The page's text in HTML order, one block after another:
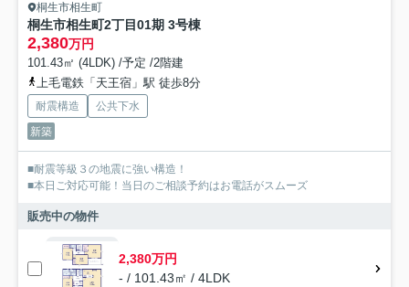
桐生市相生町
桐生市相生町2丁目01期 3号棟
2,380万円
101.43㎡ (4LDK) /予定 /2階建
上毛電鉄「天王宿」駅 徒歩8分
耐震構造
公共下水
新築
■耐震等級３の地震に強い構造！
■本日ご対応可能！当日のご相談予約はお電話がスムーズ
販売中の物件
2,380万円
- / 101.43㎡ / 4LDK